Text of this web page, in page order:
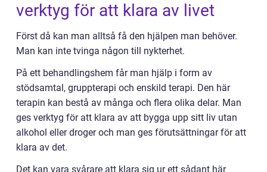
verktyg för att klara av livet
Först då kan man alltså få den hjälpen man behöver.
Man kan inte tvinga någon till nykterhet.
På ett behandlingshem får man hjälp i form av
stödsamtal, gruppterapi och enskild terapi. Den här
terapin kan bestå av många och flera olika delar. Man
ges verktyg för att klara av att bygga upp sitt liv utan
alkohol eller droger och man ges förutsättningar för att
klara av det.
Det kan vara svårare att klara sig ur ett sådant här